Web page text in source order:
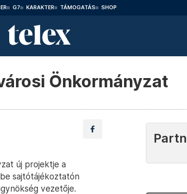
G7 KARAKTER TÁMOGATÁS SHOP
Önkormányzat
új projektje a
sajtótájékoztatón
vezetője.